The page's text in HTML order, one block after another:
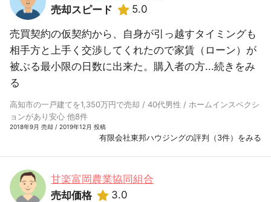
売却スピード
5.0
売買契約の仮契約から、自身が引っ越すタイミングも
相手方と上手く交渉してくれたので家賃（ローン）が
被ぶる最小限の日数に出来た。購入者の方...続きをみ
る
高知市の一戸建てを1,350万円で売却 / 40代男性 / ホームインスペクシ
ョンがあり安心 他8件
2018年9月 売却 / 2019年12月 投稿
有限会社東邦ハウジングの評判（3件）をみる
甘楽富岡農業協同組合
売却価格
3.0